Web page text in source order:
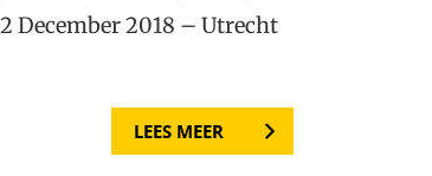
2018 – Utrecht
LEES MEER